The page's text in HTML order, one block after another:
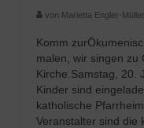
von Marietta Engler-Müller
Komm
malen, wir singen zu
Kirche.Samstag, 20.
Kinder sind
katholische
Veranstalter sind die